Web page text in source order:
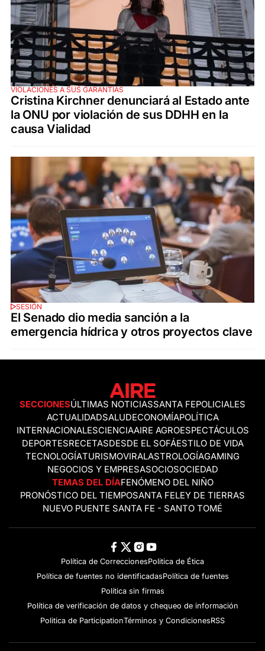
VIOLACIONES A SUS GARANTÍAS
Cristina Kirchner denunciará al Estado ante
la ONU por violación de sus DDHH en la
causa Vialidad
SESIÓN
El Senado dio media sanción a la
emergencia hídrica y otros proyectos clave
SECCIONESÚLTIMAS NOTICIASSANTA FEPOLICIALES
ACTUALIDADSALUDECONOMÍAPOLÍTICA
INTERNACIONALESCIENCIAAIRE AGROESPECTÁCULOS
DEPORTESRECETASDESDE EL SOFÁESTILO DE VIDA
TECNOLOGÍATURISMOVIRALASTROLOGÍAGAMING
NEGOCIOS Y EMPRESASOCIOSOCIEDAD
TEMAS DEL DÍAFENÓMENO DEL NIÑO
PRONÓSTICO DEL TIEMPOSANTA FELEY DE TIERRAS
NUEVO PUENTE SANTA FE - SANTO TOMÉ
Política de CorreccionesPolitica de Ética
Política de fuentes no identificadasPolítica de fuentes
Política sin firmas
Política de verificación de datos y chequeo de información
Politica de ParticipationTérminos y CondicionesRSS